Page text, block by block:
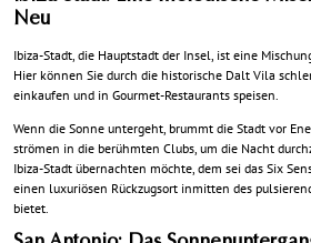
Neu
Ibiza-Stadt, die Hauptstadt der Insel, ist eine
Hier können Sie durch die historische Dalt Vila
einkaufen und in Gourmet-Restaurants speisen.
Wenn die Sonne untergeht, brummt die Stadt vor
strömen in die berühmten Clubs, um die Nacht
Ibiza-Stadt übernachten möchte, dem sei das Six
einen luxuriösen Rückzugsort inmitten des
bietet.